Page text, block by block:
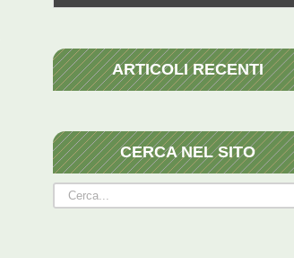
ARTICOLI RECENTI
CERCA NEL SITO
Cerca
per: